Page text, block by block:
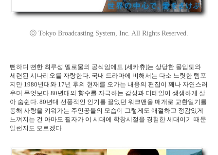
ⓒ Tokyo Broadcasting System, Inc. All Rights Reserved.
뻔하디 뻔한 최루성 멜로물의 공식임에도 [세카츄]는 상당한 몰입도와
세련된 시나리오를 자랑한다. 국내 드라마에 비해서는 다소 느릿한 템포
지만 1980년대와 17년 후의 현재를 오가는 내용의 편집이 꽤나 자연스러
우며 무엇보다 80년대의 향수를 자극하는 감성과 디테일이 생생하게 살
아 숨쉰다. 80년대 선풍적인 인기를 끌었던 워크맨을 매개로 교환일기를
통해 사랑을 키워가는 주인공들의 모습이 그렇게도 애절하고 정감있게
느껴지는 건 아마도 필자가 이 시대에 학창시절을 경험한 세대이기 때문
일런지도 모르겠다.